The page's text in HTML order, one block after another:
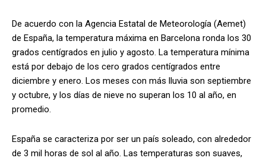
De acuerdo con la Agencia Estatal de Meteorología (Aemet)
de España, la temperatura máxima en Barcelona ronda los 30
grados centígrados en julio y agosto. La temperatura mínima
está por debajo de los cero grados centígrados entre
diciembre y enero. Los meses con más lluvia son septiembre
y octubre, y los días de nieve no superan los 10 al año, en
promedio.
España se caracteriza por ser un país soleado, con alrededor
de 3 mil horas de sol al año. Las temperaturas son suaves,